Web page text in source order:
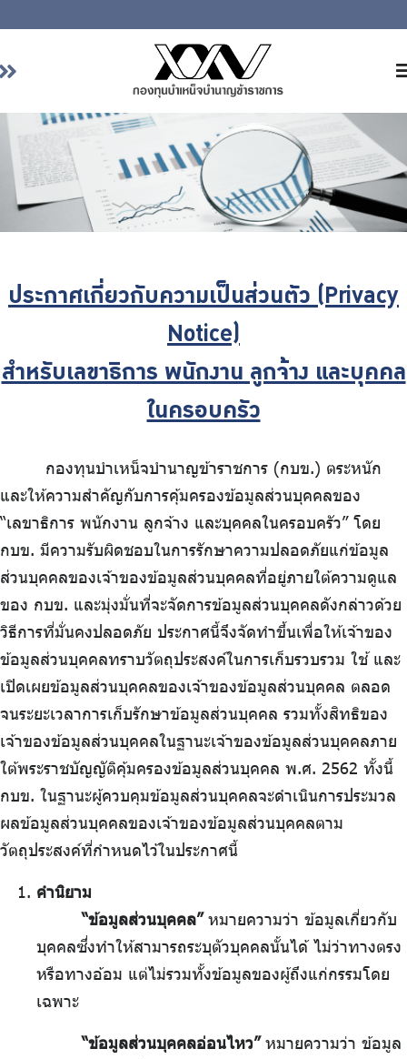
หน้าหลัก
เกี่ยวกับ กบข.
บริการสมาชิก
ลงทุน
รายงานผลการดำเนินงาน
จัดซื้อจัดจ้าง
ประกาศเกี่ยวกับความเป็นส่วนตัว (Privacy
Notice)
สำหรับเลขาธิการ พนักงาน ลูกจ้าง และบุคคล
ในครอบครัว
กองทุนบำเหน็จบำนาญข้าราชการ (กบข.) ตระหนัก
และให้ความสำคัญกับการคุ้มครองข้อมูลส่วนบุคคลของ
“เลขาธิการ พนักงาน ลูกจ้าง และบุคคลในครอบครัว” โดย
กบข. มีความรับผิดชอบในการรักษาความปลอดภัยแก่ข้อมูล
ส่วนบุคคลของเจ้าของข้อมูลส่วนบุคคลที่อยู่ภายใต้ความดูแล
ของ กบข. และมุ่งมั่นที่จะจัดการข้อมูลส่วนบุคคลดังกล่าวด้วย
วิธีการที่มั่นคงปลอดภัย ประกาศนี้จึงจัดทำขึ้นเพื่อให้เจ้าของ
ข้อมูลส่วนบุคคลทราบวัตถุประสงค์ในการเก็บรวบรวม ใช้ และ
เปิดเผยข้อมูลส่วนบุคคลของเจ้าของข้อมูลส่วนบุคคล ตลอด
จนระยะเวลาการเก็บรักษาข้อมูลส่วนบุคคล รวมทั้งสิทธิของ
เจ้าของข้อมูลส่วนบุคคลในฐานะเจ้าของข้อมูลส่วนบุคคลภาย
ใต้พระราชบัญญัติคุ้มครองข้อมูลส่วนบุคคล พ.ศ. 2562 ทั้งนี้
กบข. ในฐานะผู้ควบคุมข้อมูลส่วนบุคคลจะดำเนินการประมวล
ผลข้อมูลส่วนบุคคลของเจ้าของข้อมูลส่วนบุคคลตาม
วัตถุประสงค์ที่กำหนดไว้ในประกาศนี้
คำนิยาม
“ข้อมูลส่วนบุคคล”หมายความว่า ข้อมูลเกี่ยวกับ
บุคคลซึ่งทำให้สามารถระบุตัวบุคคลนั้นได้ ไม่ว่าทางตรง
หรือทางอ้อม แต่ไม่รวมทั้งข้อมูลของผู้ถึงแก่กรรมโดย
เฉพาะ
“ข้อมูลส่วนบุคคลอ่อนไหว”หมายความว่า ข้อมูล